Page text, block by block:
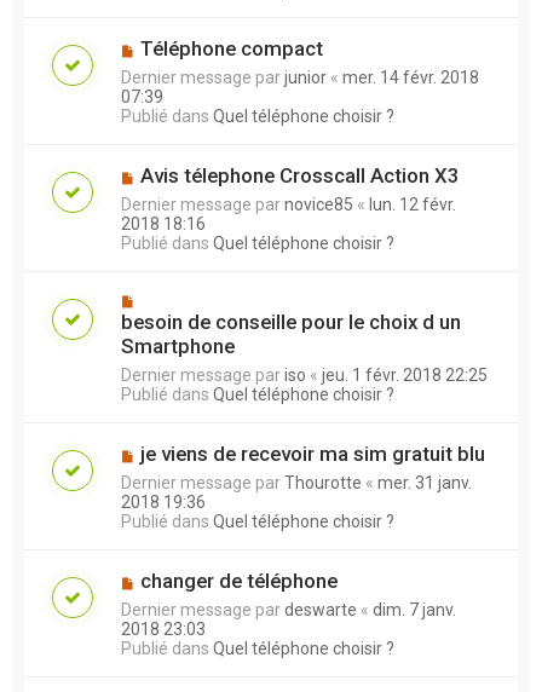
Téléphone compact
Dernier message parjunior « mer. 14 févr. 2018
07:39
Publié dans Quel téléphone choisir ?
Avis télephone Crosscall Action X3
Dernier message parnovice85 « lun. 12 févr.
2018 18:16
Publié dans Quel téléphone choisir ?
besoin de conseille pour le choix d un
Smartphone
Dernier message pariso « jeu. 1 févr. 2018 22:25
Publié dans Quel téléphone choisir ?
je viens de recevoir ma sim gratuit blu
Dernier message parThourotte « mer. 31 janv.
2018 19:36
Publié dans Quel téléphone choisir ?
changer de téléphone
Dernier message pardeswarte « dim. 7 janv.
2018 23:03
Publié dans Quel téléphone choisir ?